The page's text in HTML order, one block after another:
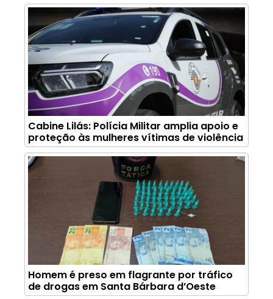
Cabine Lilás: Polícia Militar amplia apoio e
proteção às mulheres vítimas de violência
Homem é preso em flagrante por tráfico
de drogas em Santa Bárbara d’Oeste